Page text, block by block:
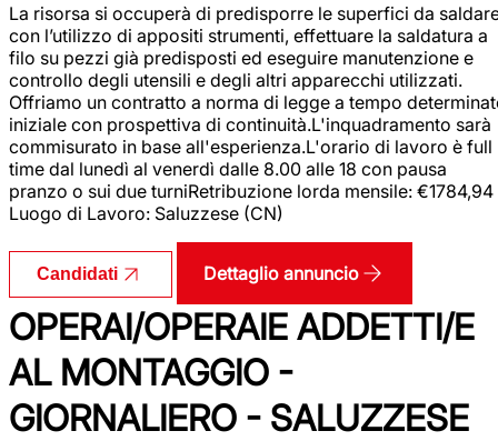
La risorsa si occuperà di predisporre le superfici da
con l’utilizzo di appositi strumenti, effettuare la saldatura a
filo su pezzi già predisposti ed eseguire manutenzione e
controllo degli utensili e degli altri apparecchi utilizzati.
Offriamo un contratto a norma di legge a tempo
iniziale con prospettiva di continuità.L'inquadramento sarà
commisurato in base all'esperienza.L'orario di lavoro è full
time dal lunedì al venerdì dalle 8.00 alle 18 con pausa
pranzo o sui due turniRetribuzione lorda mensile: €1784,94
Luogo di Lavoro: Saluzzese (CN)
Candidati Dettaglio annuncio
OPERAI/OPERAIE ADDETTI/E
AL MONTAGGIO -
GIORNALIERO - SALUZZESE